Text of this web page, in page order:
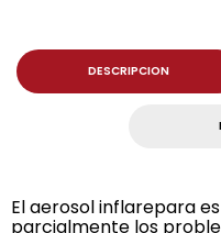
DESCRIPCION
El aerosol inflarepara
parcialmente los